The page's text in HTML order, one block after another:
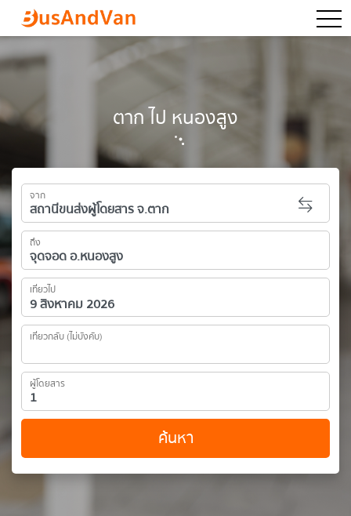
ตาก ไป หนองสูง
จาก
ถึง
เที่ยวไป
เที่ยวกลับ (ไม่บังคับ)
ผู้โดยสาร
ค้นหา